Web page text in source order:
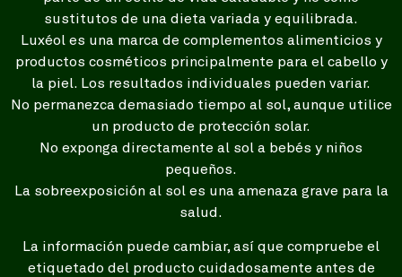
sustitutos de una dieta variada y equilibrada.
Luxéol es una marca de complementos alimenticios y
productos cosméticos principalmente para el cabello y
la piel. Los resultados individuales pueden variar.
No permanezca demasiado tiempo al sol, aunque utilice
un producto de protección solar.
No exponga directamente al sol a bebés y niños
pequeños.
La sobreexposición al sol es una amenaza grave para la
salud.
La información puede cambiar, así que compruebe el
etiquetado del producto cuidadosamente antes de